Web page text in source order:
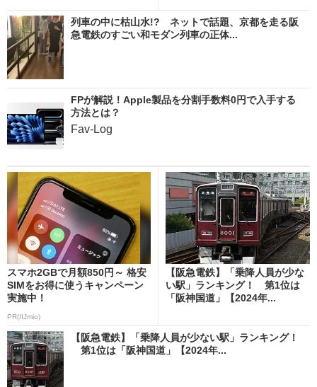
列車の中に枯山水!? ネットで話題、京都を走る阪
急電鉄のすごい和モダン列車の正体...
FPが解説！Apple製品を分割手数料0円で入手する
方法とは？
Fav-Log
スマホ2GBで月額850円～ 格安
SIMをお得に使うキャンペーン
実施中！
PR(IIJmio)
【阪急電鉄】「乗降人員が少な
い駅」ランキング！ 第1位は
「阪神国道」【2024年...
【阪急電鉄】「乗降人員が少ない駅」ランキング！
第1位は「阪神国道」【2024年...